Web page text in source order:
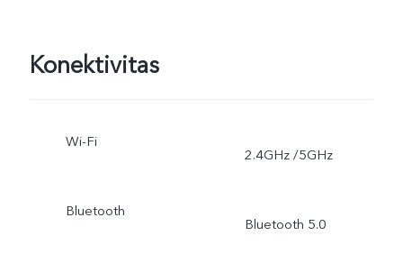
Konektivitas
Wi-Fi
2.4GHz /5GHz
Bluetooth
Bluetooth 5.0